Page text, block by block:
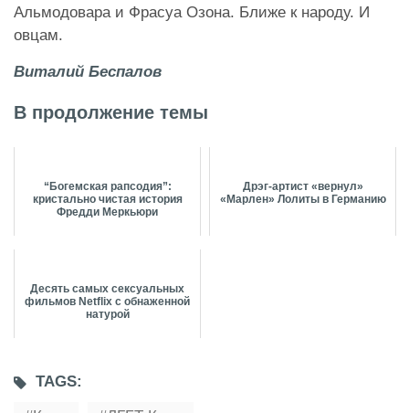
Альмодовара и Фрасуа Озона. Ближе к народу. И
овцам.
Виталий Беспалов
В продолжение темы
“Богемская рапсодия”:
кристально чистая история
Фредди Меркьюри
Дрэг-артист «вернул»
«Марлен» Лолиты в Германию
Десять самых сексуальных
фильмов Netflix с обнаженной
натурой
TAGS: